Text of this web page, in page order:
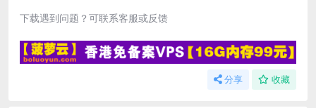
下载遇到问题？可联系客服或反馈
分享 收藏